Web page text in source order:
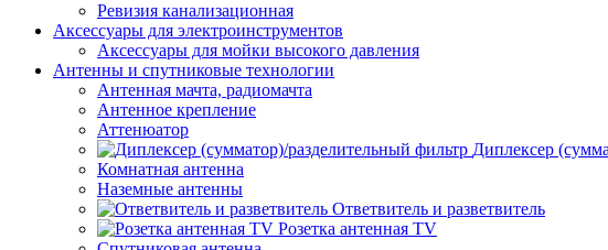
Ревизия канализационная
Аксессуары для электроинструментов
Аксессуары для мойки высокого давления
Антенны и спутниковые технологии
Антенная мачта, радиомачта
Антенное крепление
Аттенюатор
Диплексер
Комнатная антенна
Наземные антенны
Ответвитель и разветвитель
Розетка антенная TV